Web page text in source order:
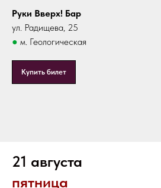
Руки Вверх! Бар
ул. Радищева, 25
● м. Геологическая
Купить билет
21 августа
пятница